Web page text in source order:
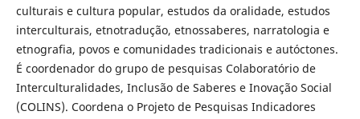
culturais e cultura popular, estudos da oralidade, estudos
interculturais, etnotradução, etnossaberes, narratologia e
etnografia, povos e comunidades tradicionais e autóctones.
É coordenador do grupo de pesquisas Colaboratório de
Interculturalidades, Inclusão de Saberes e Inovação Social
(COLINS). Coordena o Projeto de Pesquisas Indicadores